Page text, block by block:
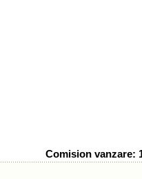
Comision vanzare: